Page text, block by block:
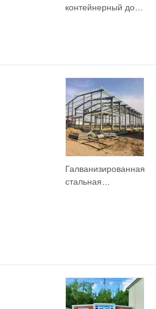
контейнерный дом,
праздничный
контейнерный дом
Галванизированная
стальная